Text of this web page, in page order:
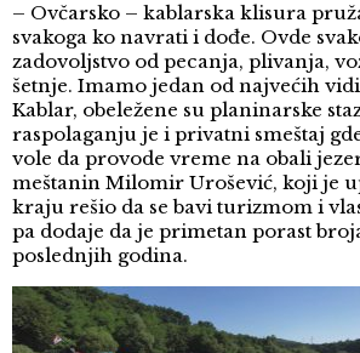
– Ovčarsko – kablarska klisura
svakoga ko navrati i dođe. Ovde
zadovoljstvo od pecanja, plivanja,
šetnje. Imamo jedan od najvećih
Kablar, obeležene su planinarske
raspolaganju je i privatni smeštaj
vole da provode vreme na obali
meštanin Milomir Urošević, koji je
kraju rešio da se bavi turizmom i
pa dodaje da je primetan porast
poslednjih godina.